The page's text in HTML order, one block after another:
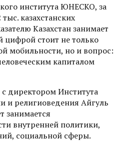
института ЮНЕСКО, за
казахстанских
Казахстан занимает
цифрой стоит не только
мобильности, но и вопрос:
капиталом
директором Института
и религиоведения Айгуль
занимается
внутренней политики,
социальной сферы.